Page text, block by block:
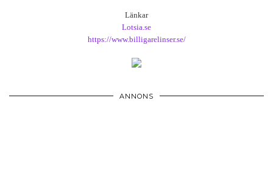
Länkar
Lotsia.se
https://www.billigarelinser.se/
ANNONS